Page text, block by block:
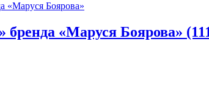
«Маруся Боярова»
«Маруся Боярова»